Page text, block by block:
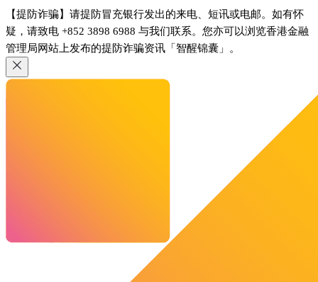
【提防诈骗】请提防冒充银行发出的来电、短讯或电邮。如有怀
疑，请致电 +852 3898 6988 与我们联系。您亦可以浏览香港金融
管理局网站上发布的提防诈骗资讯「智醒锦囊」。